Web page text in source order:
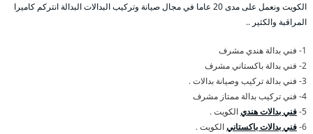
الكويت ونعمل على مدى 20 عاما في مجال صيانة وتركيب البدالات البدالة انتركم كاميرا
المراقبة والكثير ..
1- فني بدالة هندي مشرف
2- فني بدالة باكستاني مشرف
3- فني بدالة تركيب وصيانة بدالات .
4- فني تركيب بدالة ممتاز مشرف
5- فني بدالات هنديالكويت .
6- فني بدالات باكستانيالكويت .